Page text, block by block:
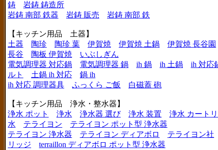
鋳
岩鋳 鋳造所
岩鋳 南部 鉄器
岩鋳 販売 岩鋳 南部 鉄
【キッチン用品 土器】
土器
陶珍 陶珍 葉 伊賀焼 伊賀焼 土鍋
伊賀焼 長谷園
長谷
陶板 伊賀焼
いぶしぎん
電気調理器 対応鍋
電気調理器 鍋 ih 鍋 ih 土鍋
ih 対応
ルト
土鍋 ih 対応
鍋 ih
ih 対応 調理器具
ふっくら ご飯 白磁蓋 砲
【キッチン用品 浄水・整水器】
浄水 ポット
浄水 浄水器 選び 浄水 装置
浄水 カート
水
テライヨン
テライヨン ポット型 浄水器
テライヨン 浄水器
テライヨン ディアボロ
テライヨン社
リッジ
terraillon ディアボロ ポット型 浄水器